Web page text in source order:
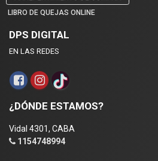
LIBRO DE QUEJAS ONLINE
DPS DIGITAL
EN LAS REDES
¿DÓNDE ESTAMOS?
Vidal 4301, CABA
1154748994